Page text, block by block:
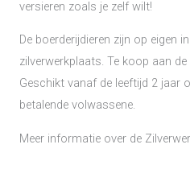
versieren zoals je zelf wilt!
De boerderijdieren zijn op eigen
zilverwerkplaats. Te koop aan
Geschikt vanaf de leeftijd 2 jaar
betalende volwassene.
Meer informatie over de